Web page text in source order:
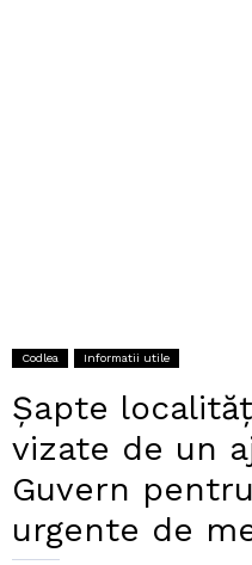
Codlea Informatii utile
Șapte
vizate de un
Guvern
urgente de